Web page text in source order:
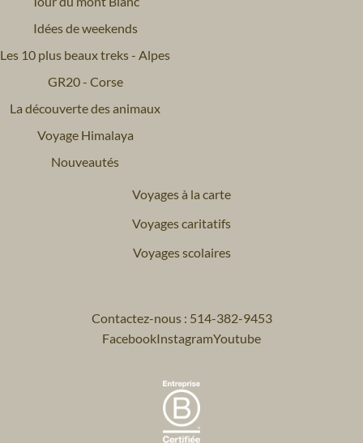
Idées de weekends
Les 10 plus beaux treks - Alpes
GR20 - Corse
La découverte des animaux
Voyage Himalaya
Nouveautés
Voyages à la carte
Voyages caritatifs
Voyages scolaires
Contactez-nous : 514-382-9453
FacebookInstagramYoutube